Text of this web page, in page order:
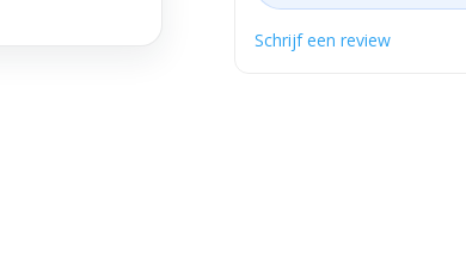
Schrijf een review